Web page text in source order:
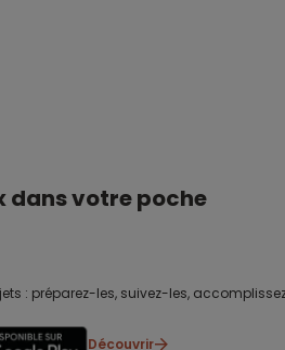
dans votre poche
: préparez-les, suivez-les,
Découvrir